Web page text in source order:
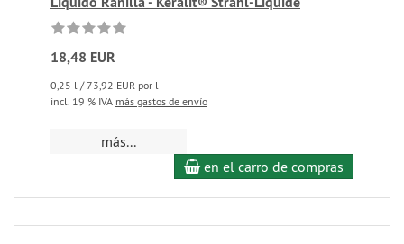
18,48 EUR
0,25 l / 73,92 EUR por l
incl. 19 % IVA más gastos de envío
más...
en el carro de compras